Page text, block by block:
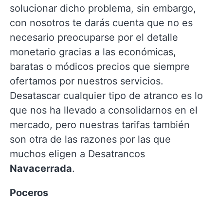
solucionar dicho problema, sin embargo,
con nosotros te darás cuenta que no es
necesario preocuparse por el detalle
monetario gracias a las económicas,
baratas o módicos precios que siempre
ofertamos por nuestros servicios.
Desatascar cualquier tipo de atranco es lo
que nos ha llevado a consolidarnos en el
mercado, pero nuestras tarifas también
son otra de las razones por las que
muchos eligen a Desatrancos
Navacerrada.
Poceros